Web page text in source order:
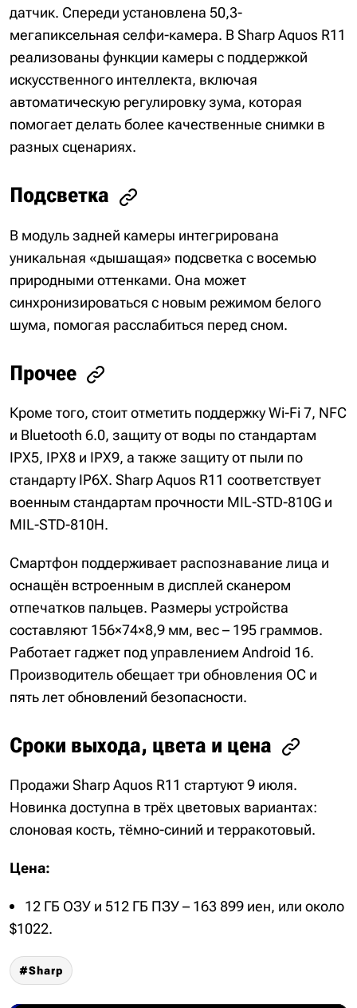
датчик. Спереди установлена 50,3-
мегапиксельная селфи-камера. В Sharp Aquos R11
реализованы функции камеры с поддержкой
искусственного интеллекта, включая
автоматическую регулировку зума, которая
помогает делать более качественные снимки в
разных сценариях.
Подсветка
В модуль задней камеры интегрирована
уникальная «дышащая» подсветка с восемью
природными оттенками. Она может
синхронизироваться с новым режимом белого
шума, помогая расслабиться перед сном.
Прочее
Кроме того, стоит отметить поддержку Wi-Fi 7, NFC
и Bluetooth 6.0, защиту от воды по стандартам
IPX5, IPX8 и IPX9, а также защиту от пыли по
стандарту IP6X. Sharp Aquos R11 соответствует
военным стандартам прочности MIL-STD-810G и
MIL-STD-810H.
Смартфон поддерживает распознавание лица и
оснащён встроенным в дисплей сканером
отпечатков пальцев. Размеры устройства
составляют 156×74×8,9 мм, вес – 195 граммов.
Работает гаджет под управлением Android 16.
Производитель обещает три обновления ОС и
пять лет обновлений безопасности.
Сроки выхода, цвета и цена
Продажи Sharp Aquos R11 стартуют 9 июля.
Новинка доступна в трёх цветовых вариантах:
слоновая кость, тёмно-синий и терракотовый.
Цена:
12 ГБ ОЗУ и 512 ГБ ПЗУ – 163 899 иен, или около
$1022.
Sharp